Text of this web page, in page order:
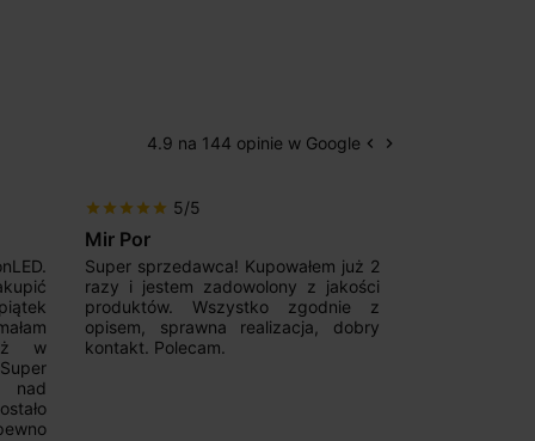
4.9 na 144 opinie w Google Poprzedni
keyboard_arrow_left Następny
keyboard_arrow_right
w
nad
star star star star star 5/5
Mir Por
Super sprzedawca! Kupowałem już 2
razy i jestem zadowolony z jakości
produktów. Wszystko zgodnie z
opisem, sprawna realizacja, dobry
kontakt. Polecam.